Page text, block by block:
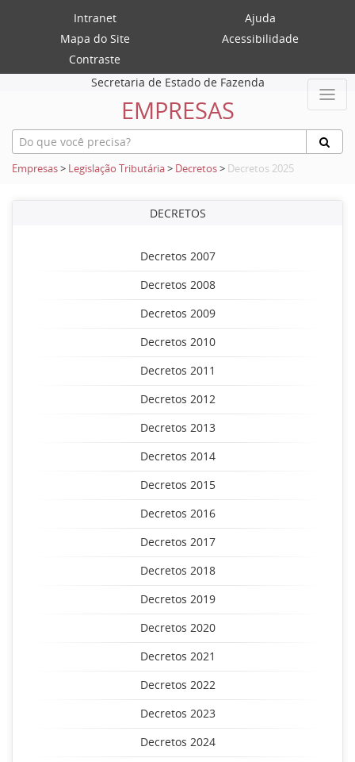
Intranet
Ajuda
Mapa do Site
Acessibilidade
Contraste
Secretaria de Estado de Fazenda
EMPRESAS
Empresas> Legislação Tributária> Decretos> Decretos 2025
DECRETOS
Decretos 2007
Decretos 2008
Decretos 2009
Decretos 2010
Decretos 2011
Decretos 2012
Decretos 2013
Decretos 2014
Decretos 2015
Decretos 2016
Decretos 2017
Decretos 2018
Decretos 2019
Decretos 2020
Decretos 2021
Decretos 2022
Decretos 2023
Decretos 2024